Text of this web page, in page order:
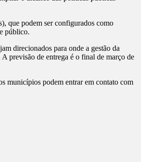
que podem ser configurados como
público.
direcionados para onde a gestão da
previsão de entrega é o final de março de
municípios podem entrar em contato com